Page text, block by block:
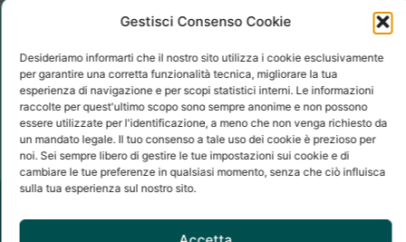
Gestisci Consenso Cookie
Desideriamo informarti che il nostro sito utilizza i cookie esclusivamente
per garantire una corretta funzionalità tecnica, migliorare la tua
esperienza di navigazione e per scopi statistici interni. Le informazioni
raccolte per quest'ultimo scopo sono sempre anonime e non possono
essere utilizzate per l'identificazione, a meno che non venga richiesto da
un mandato legale. Il tuo consenso a tale uso dei cookie è prezioso per
noi. Sei sempre libero di gestire le tue impostazioni sui cookie e di
cambiare le tue preferenze in qualsiasi momento, senza che ciò influisca
sulla tua esperienza sul nostro sito.
formazione, sport e memoria a Bologna